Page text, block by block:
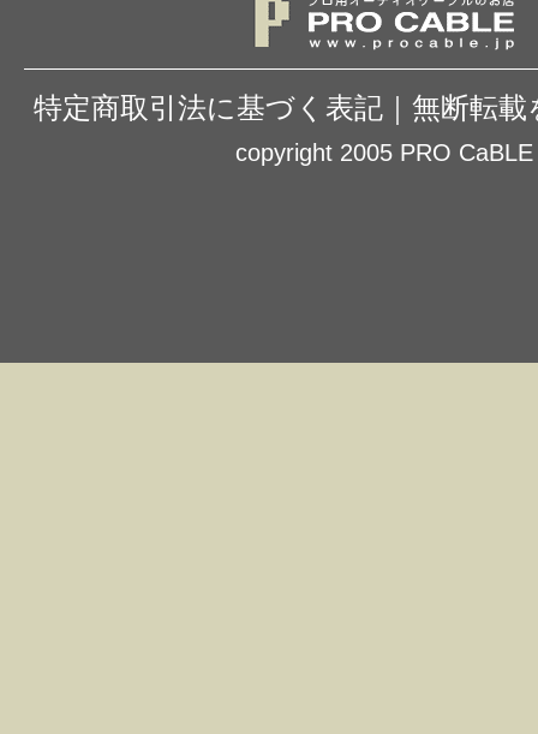
特定商取引法に基づく表記 無断転載
copyright 2005 PRO CaBLE